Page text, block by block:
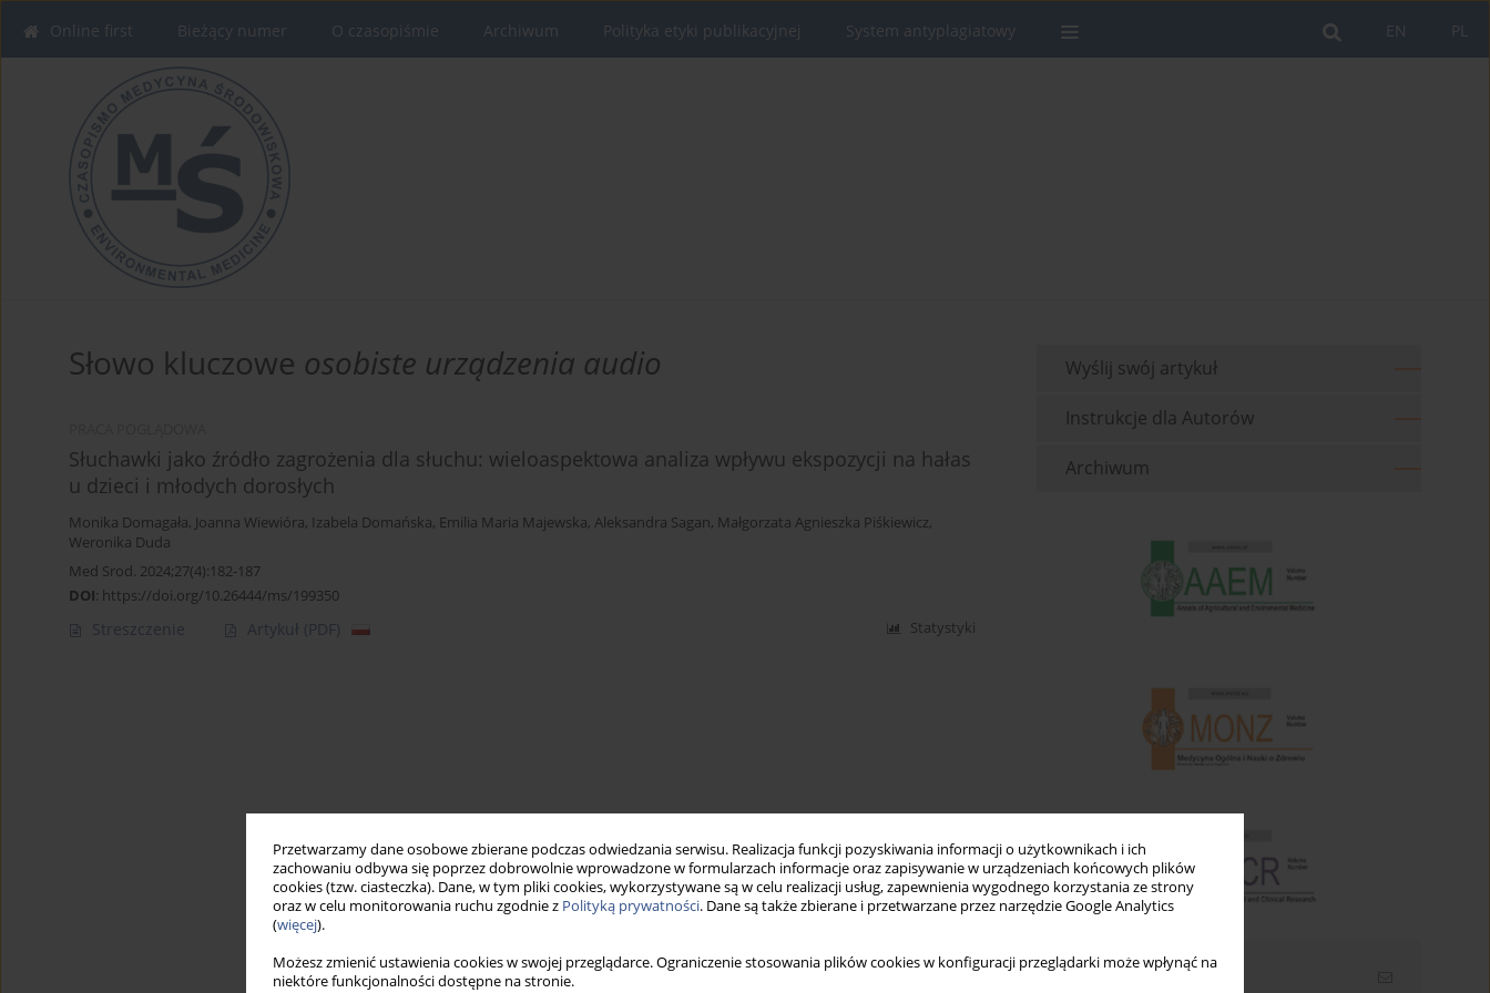
Przetwarzamy dane osobowe zbierane podczas odwiedzania serwisu. Realizacja funkcji pozyskiwania informacji o użytkownikach i ich
zachowaniu odbywa się poprzez dobrowolnie wprowadzone w formularzach informacje oraz zapisywanie w urządzeniach końcowych plików
cookies (tzw. ciasteczka). Dane, w tym pliki cookies, wykorzystywane są w celu realizacji usług, zapewnienia wygodnego korzystania ze strony
oraz w celu monitorowania ruchu zgodnie z Polityką prywatności. Dane są także zbierane i przetwarzane przez narzędzie Google Analytics
(więcej).
Możesz zmienić ustawienia cookies w swojej przeglądarce. Ograniczenie stosowania plików cookies w konfiguracji przeglądarki może wpłynąć na
niektóre funkcjonalności dostępne na stronie.
PL
EN
Online first Bieżący numer O czasopiśmie Archiwum Polityka etyki publikacyjnej System antyplagiatowy
Słowo kluczowe osobiste urządzenia audio
Słuchawki jako źródło zagrożenia dla słuchu: wieloaspektowa analiza wpływu ekspozycji na hałas
u dzieci i młodych dorosłych
Monika Domagała, Joanna Wiewióra, Izabela Domańska, Emilia Maria Majewska, Aleksandra Sagan, Małgorzata Agnieszka Piśkiewicz,
Weronika Duda
Med Srod. 2024;27(4):182-187
DOI: https://doi.org/10.26444/ms/199350
Streszczenie Artykuł (PDF) Statystyki
Wyślij swój artykuł
Instrukcje dla Autorów
Archiwum
Newsletter